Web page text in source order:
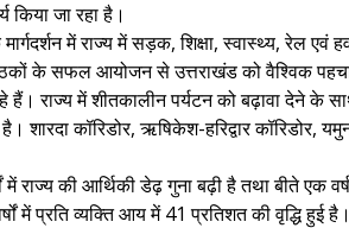
किया जा रहा है।
में राज्य में सड़क, शिक्षा, स्वास्थ्य, रेल एवं
के सफल आयोजन से उत्तराखंड को वैश्विक
हैं। राज्य में शीतकालीन पर्यटन को बढ़ावा देने के
शारदा कॉरिडोर, ऋषिकेश-हरिद्वार कॉरिडोर,
राज्य की आर्थिकी डेढ़ गुना बढ़ी है तथा बीते एक
में प्रति व्यक्ति आय में 41 प्रतिशत की वृद्धि हुई